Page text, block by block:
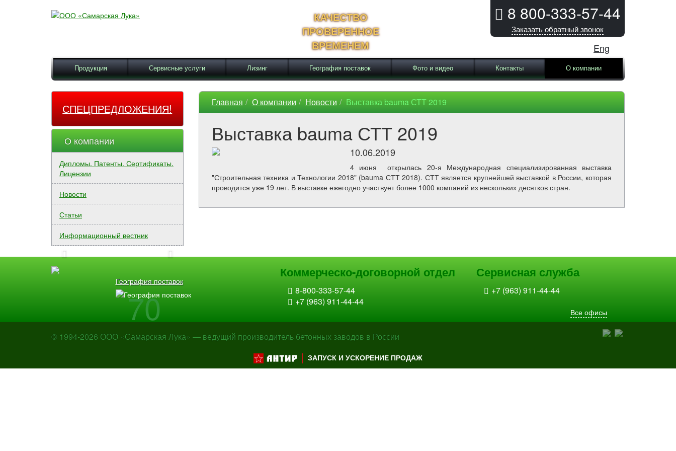
КАЧЕСТВО
ПРОВЕРЕННОЕ
ВРЕМЕНЕМ
8 800-333-57-44
Заказать обратный звонок
Eng
Продукция Сервисные услуги Лизинг География поставок Фото и видео Контакты О компании
СПЕЦПРЕДЛОЖЕНИЯ!
О компании
Дипломы. Патенты. Сертификаты.
Лицензии
Новости
Статьи
Информационный вестник
Главная О компании Новости Выставка bauma СТТ 2019
Выставка bauma СТТ 2019
10.06.2019
4 июня открылась 20-я Международная специализированная выставка
"Строительная техника и Технологии 2018" (bauma СТТ 2018). СТТ является крупнейшей выставкой в России, которая
проводится уже 19 лет. В выставке ежегодно участвует более 1000 компаний из нескольких десятков стран.
География поставок
70
Коммерческо-договорной отдел
8-800-333-57-44
+7 (963) 911-44-44
Сервисная служба
+7 (963) 911-44-44
Все офисы
© 1994-2026 ООО «Самарская Лука» — ведущий производитель бетонных заводов в России
ЗАПУСК И УСКОРЕНИЕ ПРОДАЖ